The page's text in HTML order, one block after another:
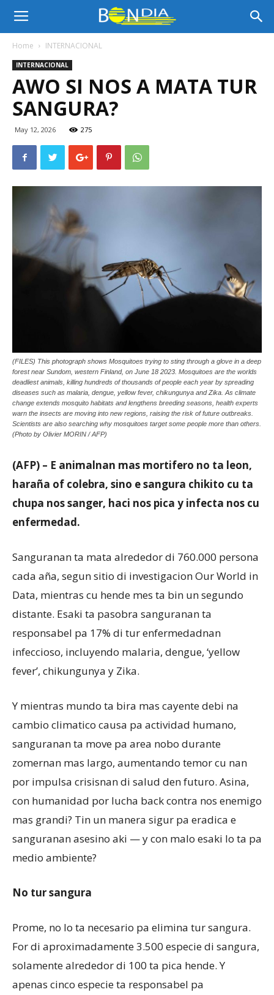
Bon
Dia
Home INTERNACIONAL
INTERNACIONAL
AWO SI NOS A MATA TUR
SANGURA?
May 12, 2026 275
(FILES) This photograph shows Mosquitoes trying to sting through a glove in a deep
forest near Sundom, western Finland, on June 18 2023. Mosquitoes are the worlds
deadliest animals, killing hundreds of thousands of people each year by spreading
diseases such as malaria, dengue, yellow fever, chikungunya and Zika. As climate
change extends mosquito habitats and lengthens breeding seasons, health experts
warn the insects are moving into new regions, raising the risk of future outbreaks.
Scientists are also searching why mosquitoes target some people more than others.
(Photo by Olivier MORIN / AFP)
(AFP) – E animalnan mas mortifero no ta leon,
haraña of colebra, sino e sangura chikito cu ta
chupa nos sanger, haci nos pica y infecta nos cu
enfermedad.
Sanguranan ta mata alrededor di 760.000 persona
cada aña, segun sitio di investigacion Our World in
Data, mientras cu hende mes ta bin un segundo
distante. Esaki ta pasobra sanguranan ta
responsabel pa 17% di tur enfermedadnan
infeccioso, incluyendo malaria, dengue, ‘yellow
fever’, chikungunya y Zika.
Y mientras mundo ta bira mas cayente debi na
cambio climatico causa pa actividad humano,
sanguranan ta move pa area nobo durante
zomernan mas largo, aumentando temor cu nan
por impulsa crisisnan di salud den futuro. Asina,
con humanidad por lucha back contra nos enemigo
mas grandi? Tin un manera sigur pa eradica e
sanguranan asesino aki — y con malo esaki lo ta pa
medio ambiente?
No tur sangura
Prome, no lo ta necesario pa elimina tur sangura.
For di aproximadamente 3.500 especie di sangura,
solamente alrededor di 100 ta pica hende. Y
apenas cinco especie ta responsabel pa